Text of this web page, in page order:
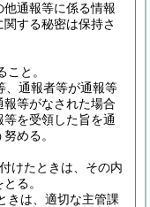
他通報等に係る情報
する秘密は保持さ
と。
、通報者等が通報等
等がなされた場合
を受領した旨を通
める。
けたときは、その内
る。
きは、適切な主管課